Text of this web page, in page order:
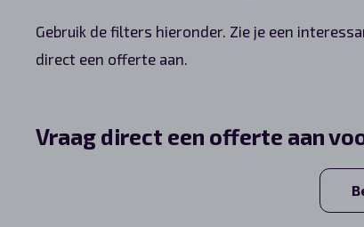
Gebruik de filters hieronder. Zie je een
direct een offerte aan.
Vraag direct een offerte aan
Shortlease